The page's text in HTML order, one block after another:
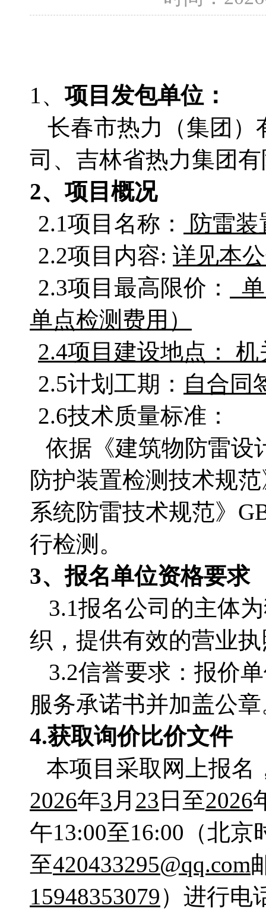
1、 项目发包单位：
长春市热力（集团）
司 、吉林省热力集团
2、项目概况
2.1项目名称：
防雷
2.2项目 内容: 详见本
2.3项目最高限价：
单点检测费用）
2.4项目建设地点
2.5计划工期： 自合同
2.6技术质量标准：
依据《建筑物防雷设
防护装置检测技术规
系统防雷技术规范》
行检测。
3、报名单位资格要求
3.1报名公司的主体
织，提供有效的营业
3.2信誉要求：报价
服务承诺书并加盖公
4.获取询价比价文件
本项目采取网上报名
2026年3 月 23 日至2026
午13:00至16:00（北
至420433295@qq.com
15948353079）进行电